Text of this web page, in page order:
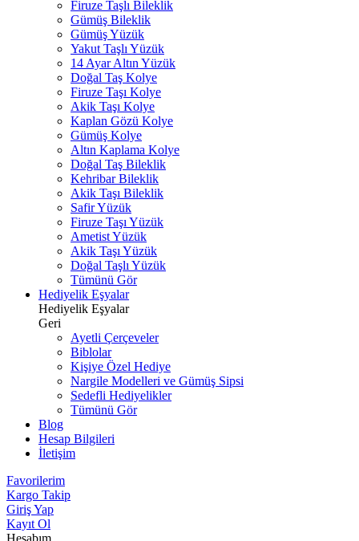
Firuze Taşlı Bileklik
Gümüş Bileklik
Gümüş Yüzük
Yakut Taşlı Yüzük
14 Ayar Altın Yüzük
Doğal Taş Kolye
Firuze Taşı Kolye
Akik Taşı Kolye
Kaplan Gözü Kolye
Gümüş Kolye
Altın Kaplama Kolye
Doğal Taş Bileklik
Kehribar Bileklik
Akik Taşı Bileklik
Safir Yüzük
Firuze Taşı Yüzük
Ametist Yüzük
Akik Taşı Yüzük
Doğal Taşlı Yüzük
Tümünü Gör
Hediyelik Eşyalar
Hediyelik Eşyalar
Geri
Ayetli Çerçeveler
Biblolar
Kişiye Özel Hediye
Nargile Modelleri ve Gümüş Sipsi
Sedefli Hediyelikler
Tümünü Gör
Blog
Hesap Bilgileri
İletişim
Favorilerim
Kargo Takip
Giriş Yap
Kayıt Ol
Hesabım